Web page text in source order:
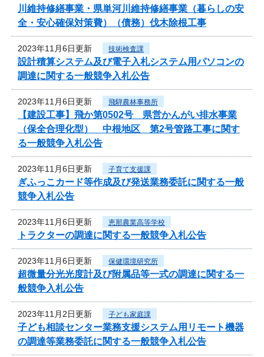
川維持修繕事業・県単河川維持修繕事業（暮らしの安
全・安心確保対策費）（債務）伐木除根工事
2023年11月6日更新 技術検査課
設計積算システム及び電子入札システム用パソコンの
調達に関する一般競争入札公告
2023年11月6日更新 飛騨農林事務所
【建設工事】飛か第0502号 県営かんがい排水事業
（保全合理化型） 中根地区 第2号管路工事に関す
る一般競争入札公告
2023年11月6日更新 子育て支援課
ぎふっこカード等作成及び発送業務委託に関する一般
競争入札公告
2023年11月6日更新 恵那農業高等学校
トラクターの調達に関する一般競争入札公告
2023年11月6日更新 保健環境研究所
超微量分光光度計及び附属品等一式の調達に関する一
般競争入札公告
2023年11月2日更新 子ども家庭課
子ども相談センター業務支援システム用リモート機器
の調達等業務委託に関する一般競争入札公告